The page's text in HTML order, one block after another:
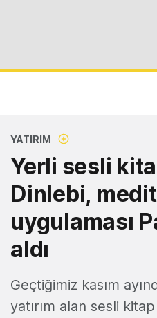
YATIRIM
Yerli sesli
Dinlebi,
uygulaması
aldı
Geçtiğimiz kasım
yatırım alan sesli